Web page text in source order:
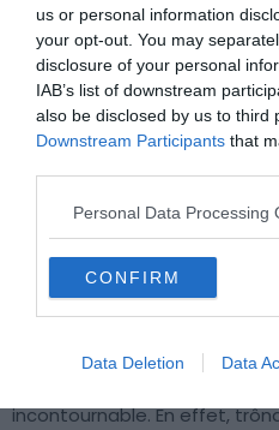
us or personal information
your opt-out. You may
disclosure of your personal
IAB’s list of downstream
also be disclosed by us to third
Downstream Participants that
Personal Data Processing
CONFIRM
Data Deletion Data
incontournable. En effet,